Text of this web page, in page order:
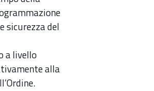
sicurezza del
a livello
alla